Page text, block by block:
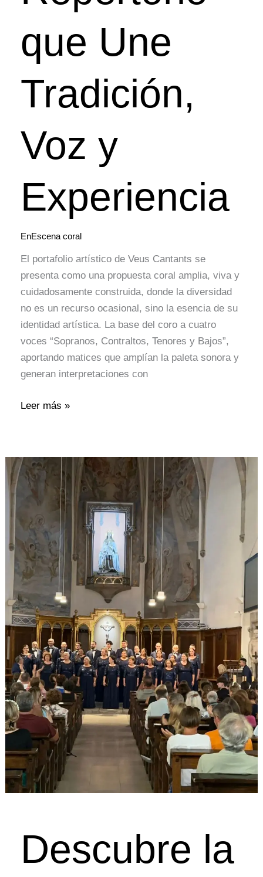
que Une
Tradición,
Voz y
Experiencia
EnEscena coral
El portafolio artístico de Veus Cantants se
presenta como una propuesta coral amplia, viva y
cuidadosamente construida, donde la diversidad
no es un recurso ocasional, sino la esencia de su
identidad artística. La base del coro a cuatro
voces “Sopranos, Contraltos, Tenores y Bajos”,
aportando matices que amplían la paleta sonora y
generan interpretaciones con
Leer más »
Descubre la
Descubre
la
Coral
Cantants